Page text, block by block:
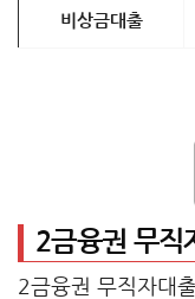
비상금대출
2금융권 무직
2금융권 무직자대